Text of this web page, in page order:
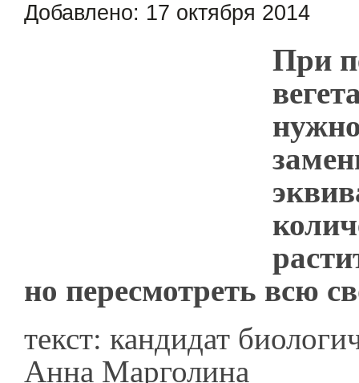
Добавлено: 17 октября 2014
При
но пересмотреть всю
текст: кандидат
Анна Марголина